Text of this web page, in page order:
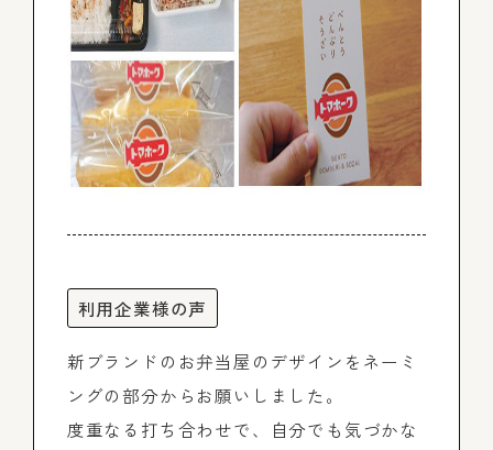
利用企業様の声
新ブランドのお弁当屋のデザインをネーミ
ングの部分からお願いしました。
度重なる打ち合わせで、自分でも気づかな